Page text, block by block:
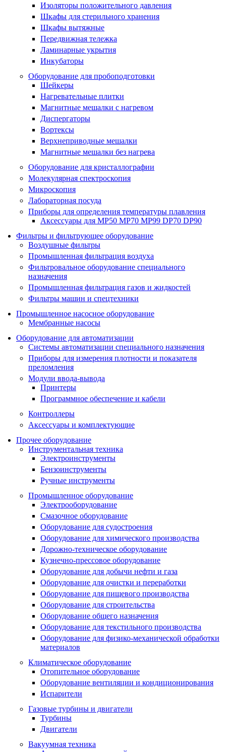
Изоляторы положительного давления
Шкафы для стерильного хранения
Шкафы вытяжные
Передвижная тележка
Ламинарные укрытия
Инкубаторы
Оборудование для пробоподготовки
Шейкеры
Нагревательные плитки
Магнитные мешалки с нагревом
Диспергаторы
Вортексы
Верхнеприводные мешалки
Магнитные мешалки без нагрева
Оборудование для кристаллографии
Молекулярная спектроскопия
Микроскопия
Лабораторная посуда
Приборы для определения температуры плавления
Аксессуары для MP50 MP70 MP99 DP70 DP90
Фильтры и фильтрующее оборудование
Воздушные фильтры
Промышленная фильтрация воздуха
Фильтровальное оборудование специального
назначения
Промышленная фильтрация газов и жидкостей
Фильтры машин и спецтехники
Промышленное насосное оборудование
Мембранные насосы
Оборудование для автоматизации
Системы автоматизации специального назначения
Приборы для измерения плотности и показателя
преломления
Модули ввода-вывода
Принтеры
Программное обеспечение и кабели
Контроллеры
Аксессуары и комплектующие
Прочее оборудование
Инструментальная техника
Электроинструменты
Бензоинструменты
Ручные инструменты
Промышленное оборудование
Электрооборудование
Смазочное оборудование
Оборудование для судостроения
Оборудование для химического производства
Дорожно-техническое оборудование
Кузнечно-прессовое оборудование
Оборудование для добычи нефти и газа
Оборудование для очистки и переработки
Оборудование для пищевого производства
Оборудование для строительства
Оборудование общего назначения
Оборудование для текстильного производства
Оборудование для физико-механической обработки
материалов
Климатическое оборудование
Отопительное оборудование
Оборудование вентиляции и кондиционирования
Испарители
Газовые турбины и двигатели
Турбины
Двигатели
Вакуумная техника